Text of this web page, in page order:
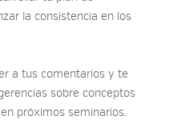
la consistencia en los
a tus comentarios y te
sobre conceptos
próximos seminarios.